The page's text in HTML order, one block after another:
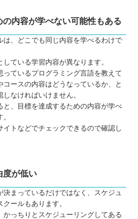
の内容が学べない可能性もある
は、どこでも同じ内容を学べるわけで
ている学習内容が異なります。
っているプログラミング言語を教えて
コースの内容はどうなっているか、と
なければいけません。
と、目標を達成するための内容が学べ
イトなどでチェックできるので確認し
度が低い
決まっているだけではなく、スケジュ
ールもあります。
かっちりとスケジューリングしてある